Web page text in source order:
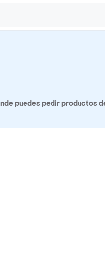
puedes pedir productos